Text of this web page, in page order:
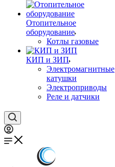
Отопительное
оборудование
Котлы газовые
КИП и ЗИП
Электромагнитные
катушки
Электроприводы
Реле и датчики